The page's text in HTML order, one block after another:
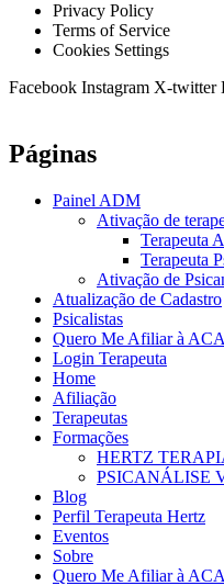
Privacy Policy
Terms of Service
Cookies Settings
Facebook Instagram X-twitter
Páginas
Painel ADM
Ativação de
Terapeuta
Terapeuta
Ativação de
Atualização de Cadastro
Psicalistas
Quero Me Afiliar à
Login Terapeuta
Home
Afiliação
Terapeutas
Formações
HERTZ
PSICANÁLISE
Blog
Perfil Terapeuta Hertz
Eventos
Sobre
Quero Me Afiliar à